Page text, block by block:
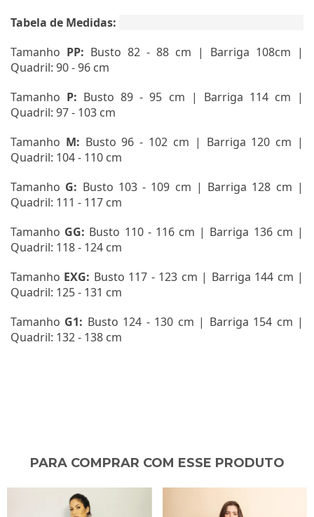
Tabela de Medidas:
Tamanho PP: Busto 82 - 88 cm | Barriga 108cm |
Quadril: 90 - 96 cm
Tamanho P: Busto 89 - 95 cm | Barriga 114 cm |
Quadril: 97 - 103 cm
Tamanho M: Busto 96 - 102 cm | Barriga 120 cm |
Quadril: 104 - 110 cm
Tamanho G: Busto 103 - 109 cm | Barriga 128 cm |
Quadril: 111 - 117 cm
Tamanho GG: Busto 110 - 116 cm | Barriga 136 cm |
Quadril: 118 - 124 cm
Tamanho EXG: Busto 117 - 123 cm | Barriga 144 cm |
Quadril: 125 - 131 cm
Tamanho G1: Busto 124 - 130 cm | Barriga 154 cm |
Quadril: 132 - 138 cm
PARA COMPRAR COM ESSE PRODUTO